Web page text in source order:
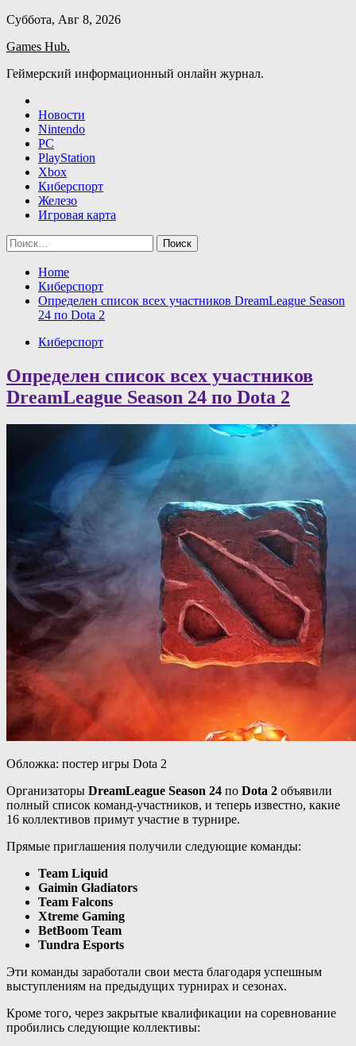
Skip
content
Суббота, Авг 8, 2026
Games Hub.
Геймерский информационный онлайн журнал.
Новости
Nintendo
PC
PlayStation
Xbox
Киберспорт
Железо
Игровая карта
Найти:
Home
Киберспорт
Определен список всех участников DreamLeague Season
24 по Dota 2
Киберспорт
Определен список всех участников
DreamLeague Season 24 по Dota 2
Обложка: постер игры Dota 2
Организаторы DreamLeague Season 24 по Dota 2 объявили
полный список команд-участников, и теперь известно, какие
16 коллективов примут участие в турнире.
Прямые приглашения получили следующие команды:
Team Liquid
Gaimin Gladiators
Team Falcons
Xtreme Gaming
BetBoom Team
Tundra Esports
Эти команды заработали свои места благодаря успешным
выступлениям на предыдущих турнирах и сезонах.
Кроме того, через закрытые квалификации на соревнование
пробились следующие коллективы: